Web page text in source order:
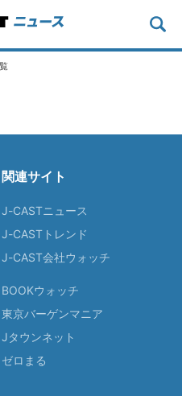
関連サイト
J-CASTニュース
J-CASTトレンド
J-CAST会社ウォッチ
BOOKウォッチ
東京バーゲンマニア
Jタウンネット
ゼロまる